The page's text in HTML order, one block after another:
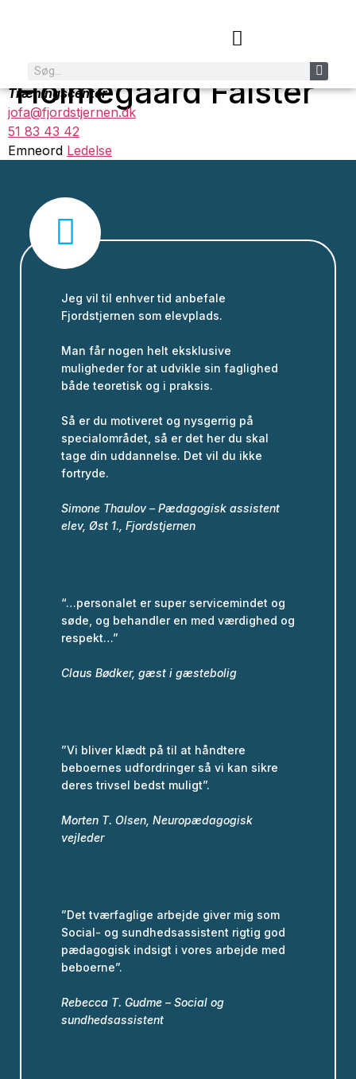
Holmegaard Falster
Faglig leder
Træningscenter
jofa@fjordstjernen.dk
51 83 43 42
Emneord Ledelse
Jeg vil til enhver tid anbefale
Fjordstjernen som elevplads.
Man får nogen helt eksklusive
muligheder for at udvikle sin faglighed
både teoretisk og i praksis.
Så er du motiveret og nysgerrig på
specialområdet, så er det her du skal
tage din uddannelse. Det vil du ikke
fortryde.
Simone Thaulov – Pædagogisk assistent
elev, Øst 1., Fjordstjernen
“…personalet er super servicemindet og
søde, og behandler en med værdighed og
respekt…”
Claus Bødker, gæst i gæstebolig
”Vi bliver klædt på til at håndtere
beboernes udfordringer så vi kan sikre
deres trivsel bedst muligt”.
Morten T. Olsen, Neuropædagogisk
vejleder
”Det tværfaglige arbejde giver mig som
Social- og sundhedsassistent rigtig god
pædagogisk indsigt i vores arbejde med
beboerne”.
Rebecca T. Gudme – Social og
sundhedsassistent